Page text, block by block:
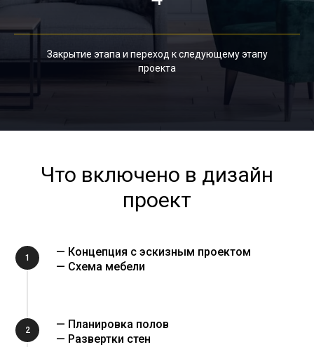
Закрытие этапа и переход к следующему этапу
проекта
Что включено в дизайн
проект
1
— Концепция с эскизным проектом
— Схема мебели
2
— Планировка полов
— Развертки стен